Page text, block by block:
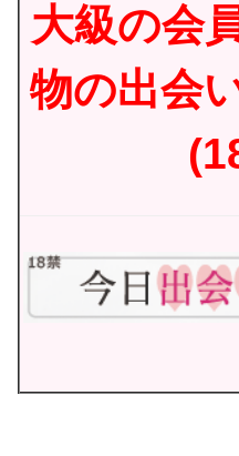
大級の会
物の出会